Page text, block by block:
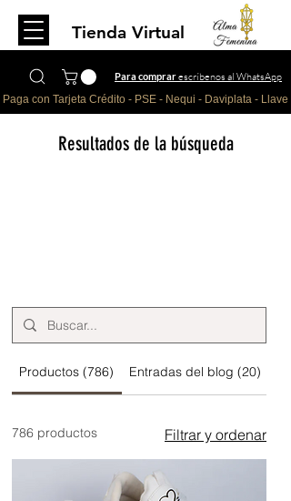
Tienda Virtual
Para comprarescríbenos al WhatsApp
Paga con Tarjeta Crédito - PSE - Nequi - Daviplata - Llave
Resultados de la búsqueda
Productos (786) Entradas del blog (20)
786 productos Filtrar y ordenar